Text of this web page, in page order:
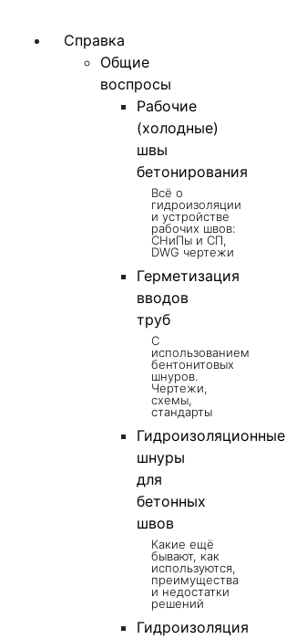
Справка
Общие
воспросы
Рабочие
(холодные)
швы
бетонирования
Всё о
гидроизоляции
и устройстве
рабочих швов:
СНиПы и СП,
DWG чертежи
Герметизация
вводов
труб
С
использованием
бентонитовых
шнуров.
Чертежи,
схемы,
стандарты
Гидроизоляционные
шнуры
для
бетонных
швов
Какие ещё
бывают, как
используются,
преимущества
и недостатки
решений
Гидроизоляция